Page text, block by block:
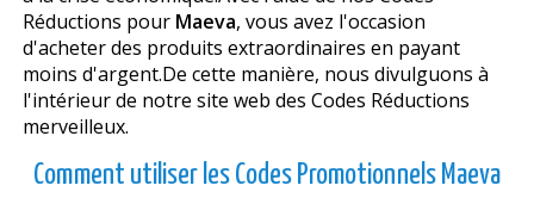
Réductions pour Maeva, vous avez l'occasion
d'acheter des produits extraordinaires en payant
moins d'argent.De cette manière, nous divulguons à
l'intérieur de notre site web des Codes Réductions
merveilleux.
Comment utiliser les Codes Promotionnels Maeva